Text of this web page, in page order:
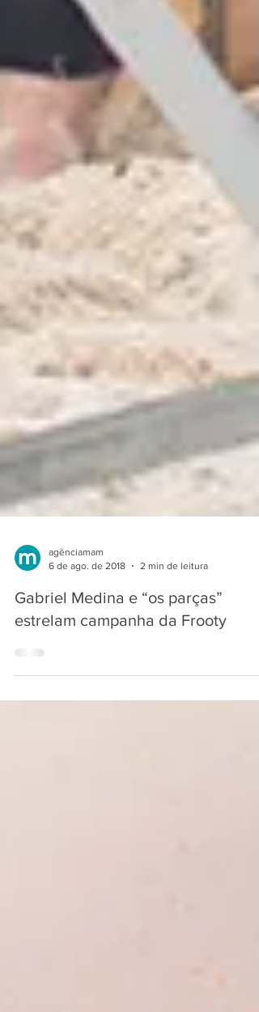
agênciamam
6 de ago. de 2018
2 min de leitura
estrelam campanha da Frooty